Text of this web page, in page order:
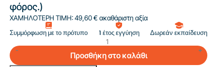
φόρος.)
ΧΑΜΗΛΟΤΕΡΗ ΤΙΜΗ:49,60 € ακαθάριστη αξία
Συμμόρφωση με το πρότυπο 1 έτος εγγύηση Δωρεάν εκπαίδευση
Προσθήκη στο καλάθι